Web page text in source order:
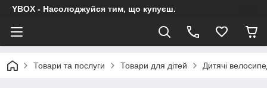
YBOX - Насолоджуйся тим, що купуєш.
Товари та послуги Товари для дітей Дитячі